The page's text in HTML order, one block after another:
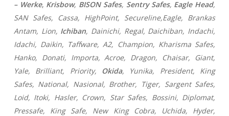
– Werke, Krisbow, BISON Safes, Sentry Safes, Eagle Head,
SAN Safes, Cassa, HighPoint, Secureline,Eagle, Brankas
Antam, Lion, Ichiban, Dainichi, Regal, Daichiban, Indachi,
Idachi, Daikin, Taffware, A2, Champion, Kharisma Safes,
Hanko, Donati, Importa, Acroe, Dragon, Chaisar, Giant,
Yale, Brilliant, Priority,
Okida, Yunika, President, King
Safes, National, Nasional, Brother, Tiger, Sargent Safes,
Loid, Itoki, Hasler, Crown, Star Safes, Bossini, Diplomat,
Pressafe, King Safe, New King Cobra, Uchida, Hyder,